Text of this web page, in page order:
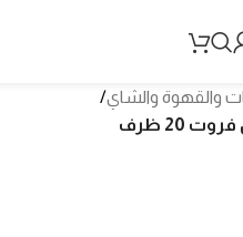
والقهوة والشاي/
20 ظرف